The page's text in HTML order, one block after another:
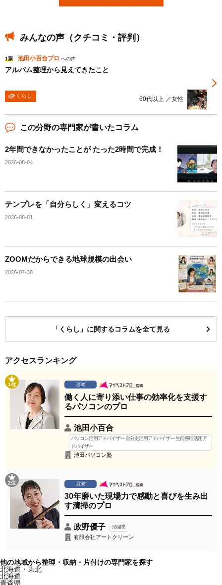
みんなの声（クチコミ・評判）
1票 池田小百合プロ への声
アルバム整理から見えてきたこと
くらし 60代以上 ／女性
この分野の専門家が書いたコラム
2年間できなかったことが たった2時間で完成！
2026-08-04
テンプレを「自分らしく」変えるコツ
2026-08-01
ZOOMだからできる地球規模の出会い
2026-07-30
「くらし」に関するコラムを全て見る
アクセスランキング
1位 宮崎
働く人に寄り添い仕事の効率化を支援す
るパソコンのプロ
池田小百合
パソコン活用アドバイザー 自分史活用アドバイザー 生前整理活用ア
ドバイザー
池田パソコン塾
2位 宮崎
30年磨いた現場力で感動と喜びを生み出
す清掃のプロ
政野優子 清掃業
有限会社アートクリーン
他の地域から整理・収納・片付けの専門家を探す
北海道・東北
北海道
青森県